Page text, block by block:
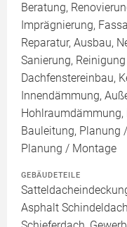
Beratung,
Imprägnierung,
Reparatur, Ausbau,
Sanierung,
Dachfenstereinbau,
Innendämmung,
Hohlraumdämmung,
Bauleitung, Planung
Planung / Montage
GEBÄUDETEILE
Asphalt